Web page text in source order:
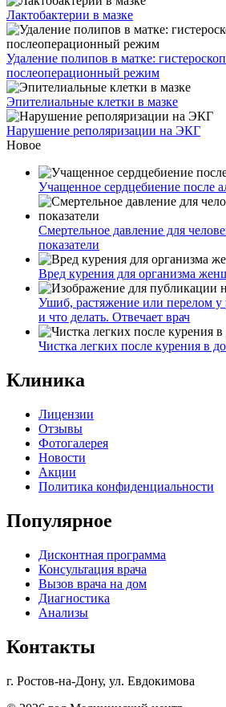
Лактобактерии в мазке
Удаление полипов в матке:
послеоперационный режим
Эпителиальные клетки в мазке
Нарушение реполяризации на ЭКГ
Новое
Учащенное сердцебиение после
Смертельное давление для
показатели
Вред курения для организма
Ушиб, растяжение или перелом у
и что делать. Отвечает врач
Чистка легких после курения в
Клиника
Лицензии
Отзывы
Фотогалерея
Новости
Акции
Политика конфиденциальности
Популярное
Дисконтная программа
Консультация врача
Вызов врача на дом
Диагностика
Анализы
Контакты
г. Ростов-на-Дону, ул. Евдокимова